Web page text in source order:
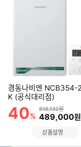
경동나비엔 NCB354-22
K (공식대리점)
할인률
40%
상품금액
818,132원
할인금액
489,000원
상품설명